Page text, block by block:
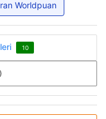
Worldpuan
10